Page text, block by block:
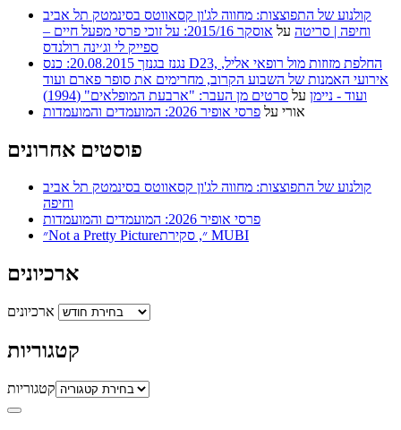
קולנוע של התפוצצות: מחווה לג'ון קסאווטס בסינמטק תל אביב
וחיפה | סריטה על
אוסקר 2015/16: על זוכי פרסי מפעל חיים –
ספייק לי וג׳ינה רולנדס
נגנז בגנזך 20.08.2015: כנס D23, החלפת מזוזות מול רופאי אליל,
אירועי האמנות של השבוע הקרוב, מחרימים את סופר פארם ועוד
ועוד - ניימן על סרטים מן העבר: "ארבעת המופלאים" (1994)
אורי על פרסי אופיר 2026: המועמדים והמועמדות
פוסטים אחרונים
קולנוע של התפוצצות: מחווה לג'ון קסאווטס בסינמטק תל אביב
וחיפה
פרסי אופיר 2026: המועמדים והמועמדות
״Not a Pretty Picture״, סקירת MUBI
ארכיונים
ארכיונים
קטגוריות
קטגוריות